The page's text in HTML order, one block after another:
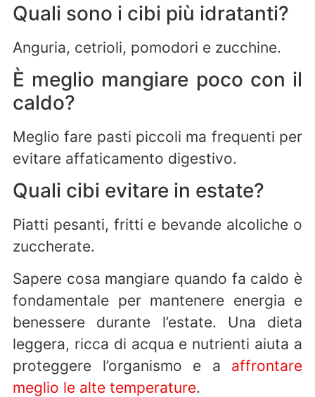
Quali sono i cibi più idratanti?
Anguria, cetrioli, pomodori e zucchine.
È meglio mangiare poco con il
caldo?
Meglio fare pasti piccoli ma frequenti per
evitare affaticamento digestivo.
Quali cibi evitare in estate?
Piatti pesanti, fritti e bevande alcoliche o
zuccherate.
Sapere cosa mangiare quando fa caldo è
fondamentale per mantenere energia e
benessere durante l’estate. Una dieta
leggera, ricca di acqua e nutrienti aiuta a
proteggere l’organismo e a affrontare
meglio le alte temperature.